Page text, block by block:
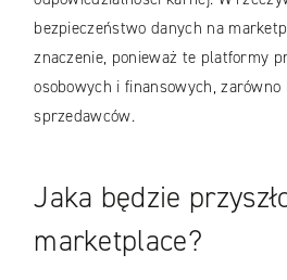
bezpieczeństwo danych na
znaczenie, ponieważ te platformy
osobowych i finansowych,
sprzedawców.
Jaka będzie
marketplace?